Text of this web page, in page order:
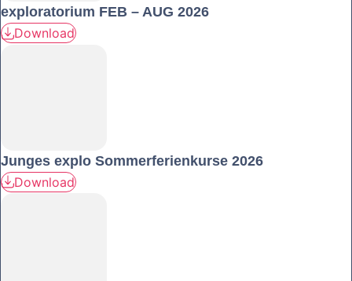
exploratorium FEB – AUG 2026
Download
Junges explo Sommerferienkurse 2026
Download